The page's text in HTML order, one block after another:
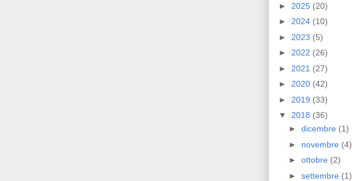
► 2025 (20)
► 2024 (10)
► 2023 (5)
► 2022 (26)
► 2021 (27)
► 2020 (42)
► 2019 (33)
▼ 2018 (36)
► dicembre (1)
► novembre (4)
► ottobre (2)
► settembre (1)